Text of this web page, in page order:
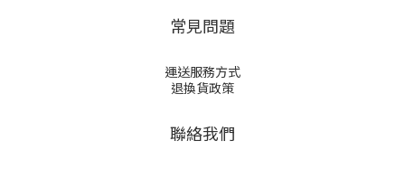
常見問題
運送服務方式
退換貨政策
聯絡我們